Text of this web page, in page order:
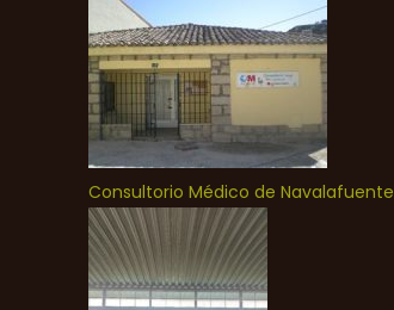
Consultorio Médico de Navalafuente